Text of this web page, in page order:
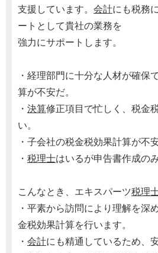
支援しています。 会計にも税務
ートとして貴社の業務を
強力にサポートします。
・経理部門に十分な人材が確保
算が不安だ。
・ 決算修正項目で忙しく、税金
い。
・子会社の税金税効果計算が不安
・ 税理士はいるが申告書作成の
こんなとき、エキスパーツ税理
・平素から訪問により理解を深
金税効果計算を行います。
・ 会計にも精通しているため、